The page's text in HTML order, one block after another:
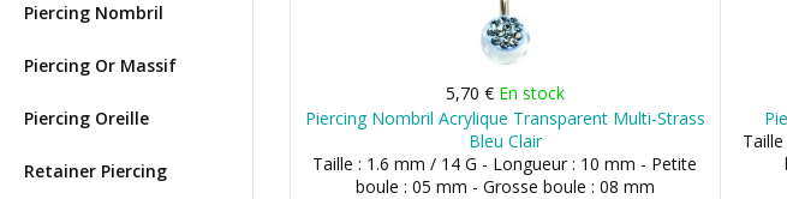
Piercing Nombril
Piercing Or Massif
Piercing Oreille
Retainer Piercing
5,70 € En stock
Piercing Nombril Acrylique Transparent Multi-Strass
Bleu Clair
Taille : 1.6 mm / 14 G - Longueur : 10 mm - Petite
boule : 05 mm - Grosse boule : 08 mm